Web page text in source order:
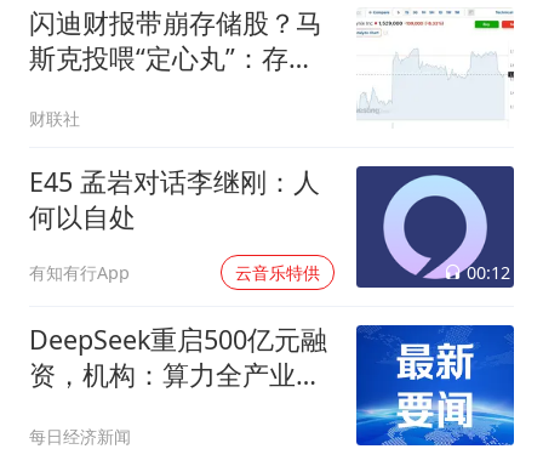
闪迪财报带崩存储股？马
斯克投喂“定心丸”：存储
财联社
E45 孟岩对话李继刚：人
何以自处
有知有行App 云音乐特供 00:12
DeepSeek重启500亿元融
资，机构：算力全产业链
每日经济新闻